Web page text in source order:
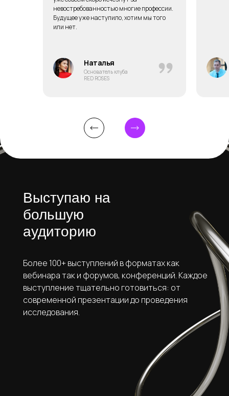
Наталья
Основатель клуба
RED ROSES
невостребованностью многие профессии.
Будущее уже наступило, хотим мы того
или нет.
Выступаю на
большую
аудиторию
Более 100+ выступлений в форматах как
вебинара так и форумов, конференций. Каждое
выступление тщательно готовиться: от
современной презентации до проведения
исследования.